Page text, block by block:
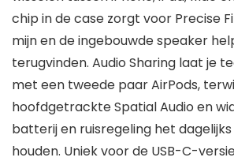
chip in de case zorgt voor Precise
mijn en de ingebouwde speaker
terugvinden. Audio Sharing laat je
met een tweede paar AirPods,
hoofdgetrackte Spatial Audio en
batterij en ruisregeling het
houden. Uniek voor de USB-C-